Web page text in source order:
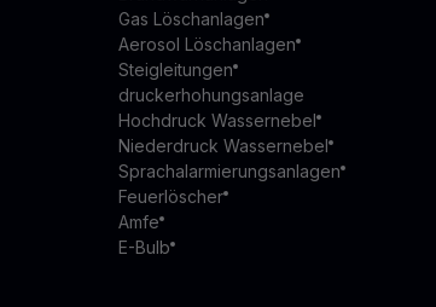
Gas Löschanlagen
Aerosol Löschanlagen
Steigleitungen
druckerhohungsanlage
Hochdruck Wassernebel
Niederdruck Wassernebel
Sprachalarmierungsanlagen
Feuerlöscher
Amfe
E-Bulb